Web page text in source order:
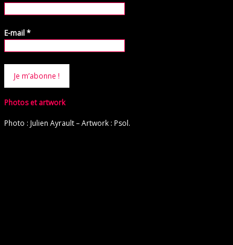
E-mail*
Photos et artwork
Photo : Julien Ayrault – Artwork : Psol.